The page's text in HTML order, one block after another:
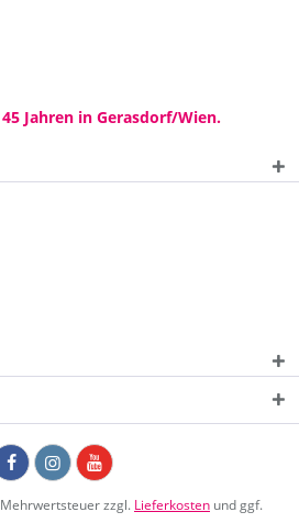
Jahren in Gerasdorf/Wien.
zzgl. Lieferkosten und ggf.